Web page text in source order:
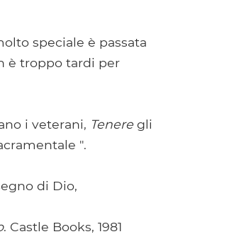
speciale è passata
è troppo tardi per
i veterani, Teneregli
".
di Dio,
. Castle Books, 1981